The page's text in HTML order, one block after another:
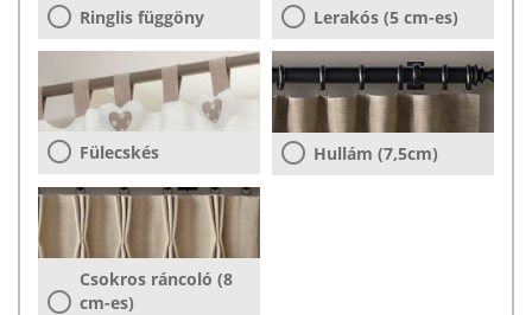
Ringlis függöny Lerakós (5 cm-es)
Fülecskés Hullám (7,5cm)
Csokros ráncoló (8
cm-es)